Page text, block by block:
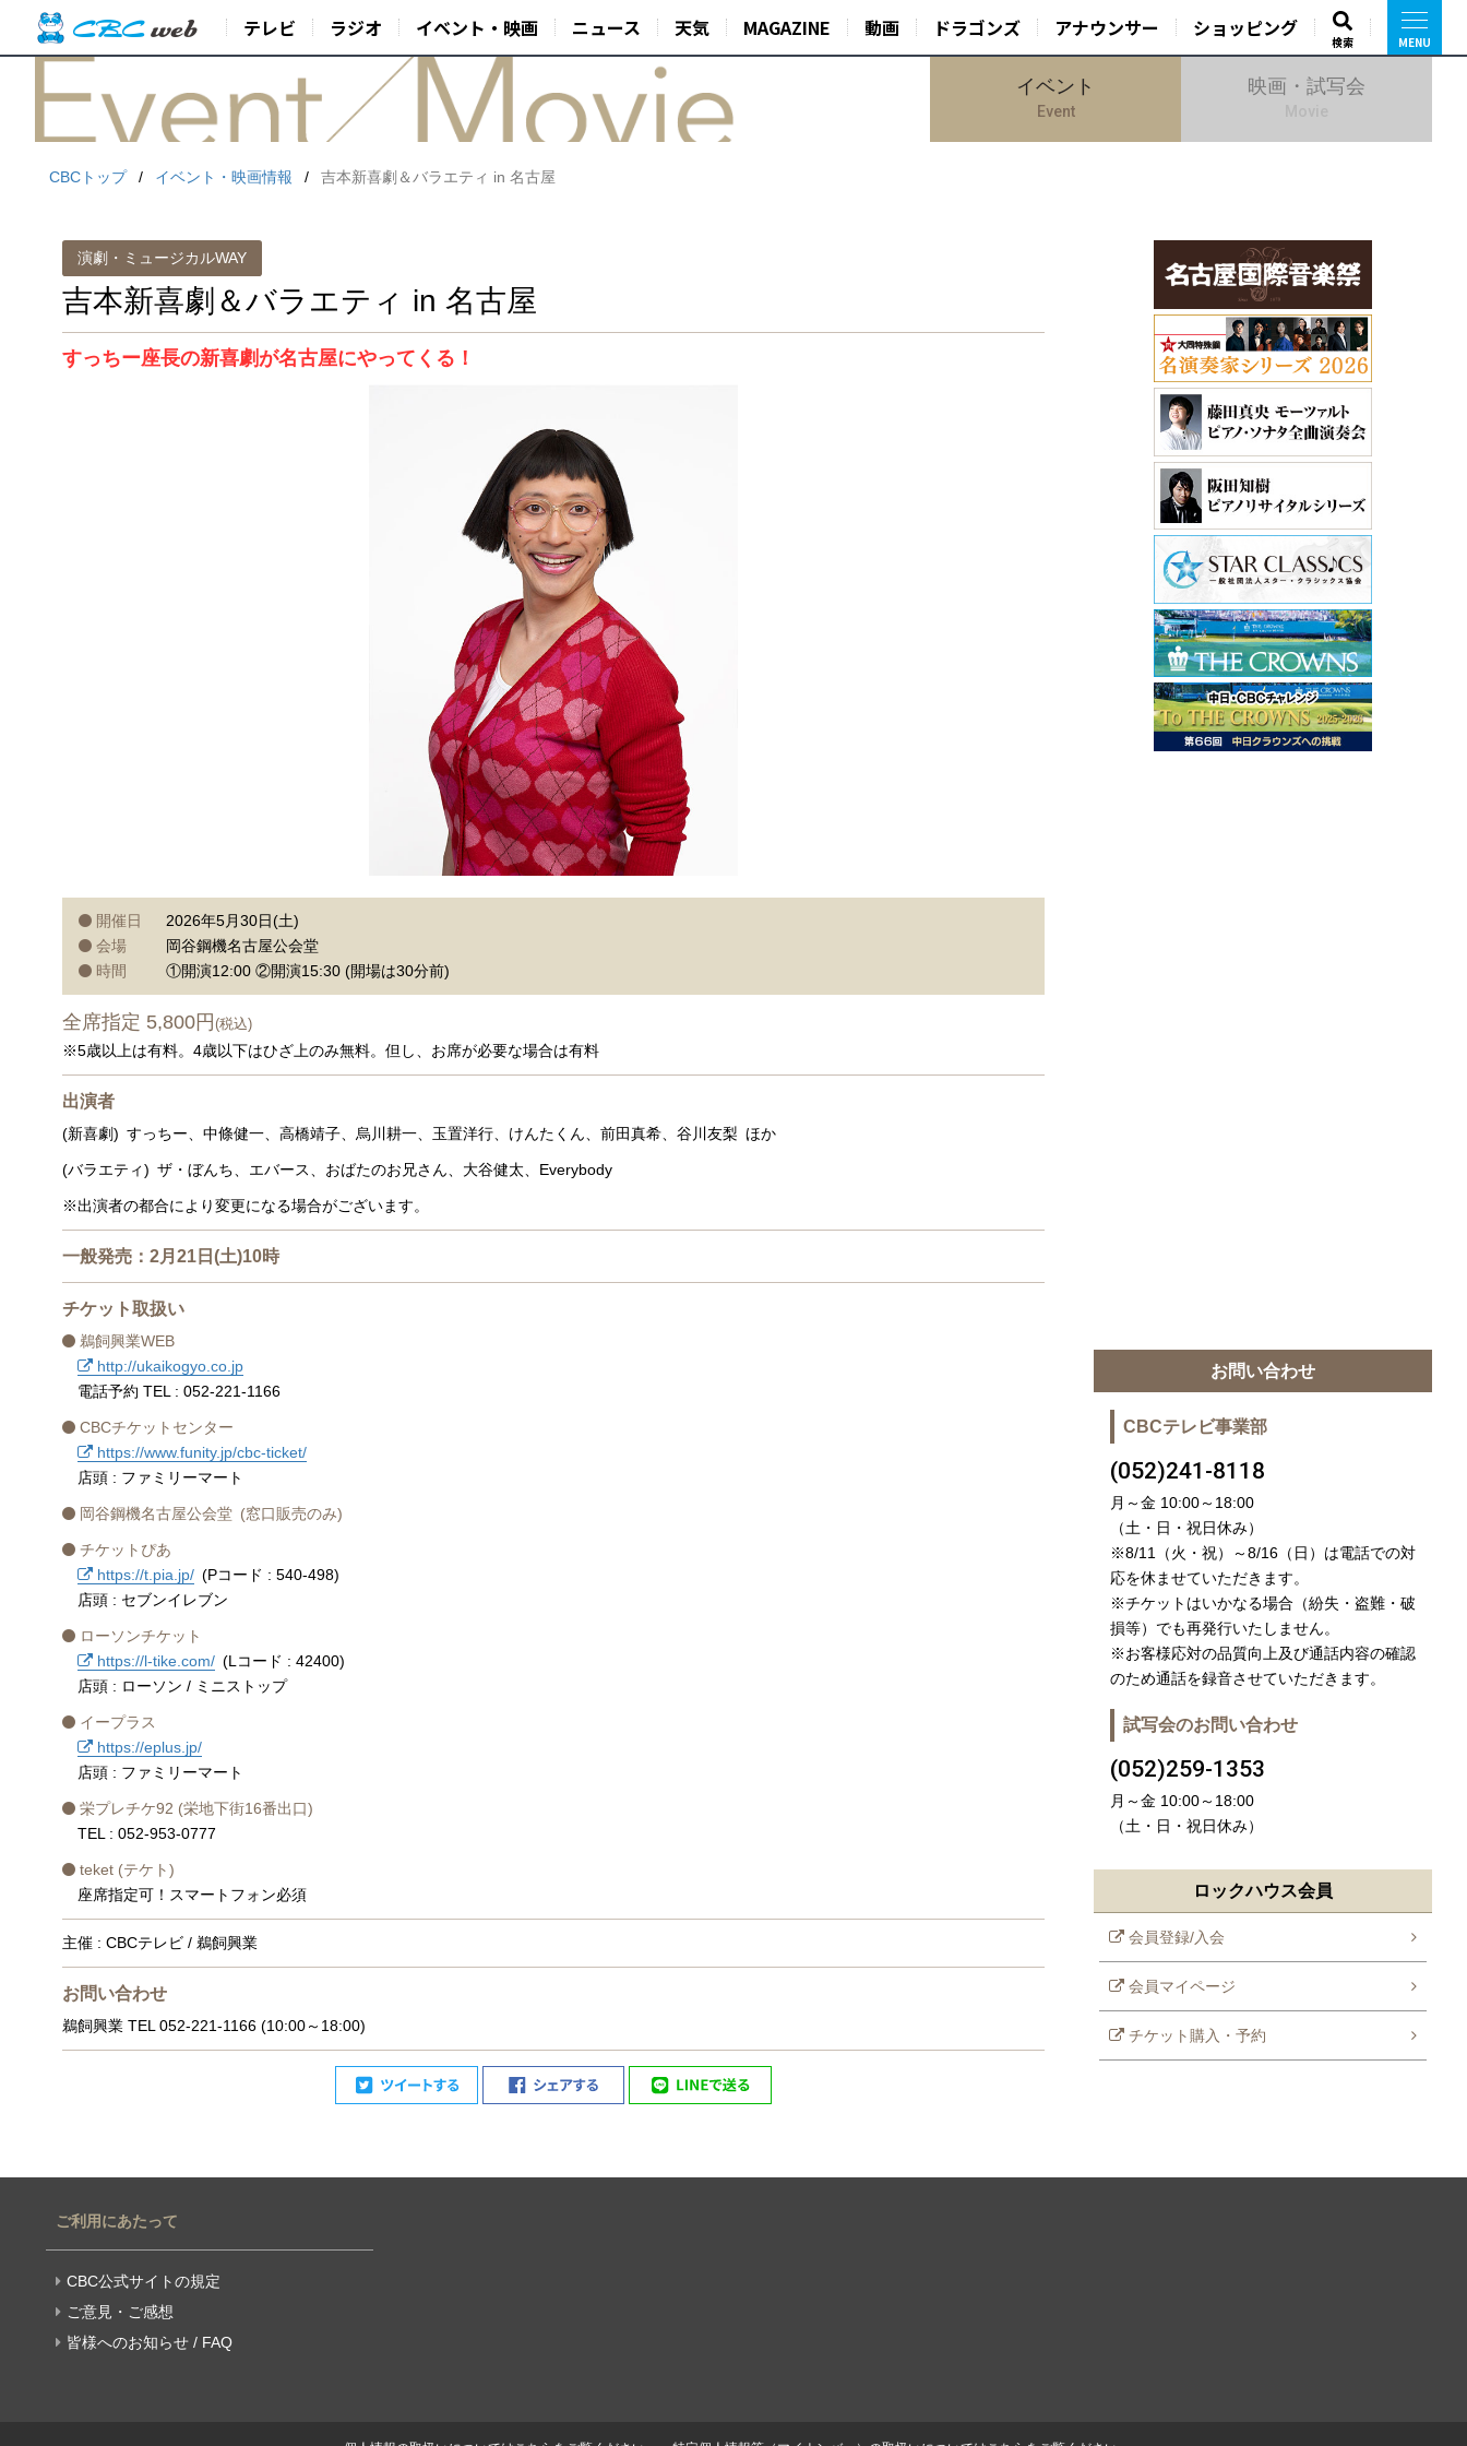
テレビ ラジオ イベント・映画 ニュース 天気 MAGAZINE 動画 ドラゴンズ アナウンサー ショッピング
検索
イベント
Event
映画・試写会
CBCトップ イベント・映画情報 吉本新喜劇＆バラエティ in 名古屋
演劇・ミュージカルWAY
吉本新喜劇＆バラエティ in 名古屋
すっちー座長の新喜劇が名古屋にやってくる！
開催日
2026年5月30日(土)
会場
岡谷鋼機名古屋公会堂
時間
①開演12:00 ②開演15:30 (開場は30分前)
全席指定 5,800円 (税込)
※5歳以上は有料。4歳以下はひざ上のみ無料。但し、お席が必要な場合は有料
出演者
(新喜劇) すっちー、中條健一、高橋靖子、烏川耕一、玉置洋行、けんたくん、前田真希、谷川友梨 ほか
(バラエティ) ザ・ぼんち、エバース、おばたのお兄さん、大谷健太、Everybody
※出演者の都合により変更になる場合がございます。
一般発売：2月21日(土)10時
チケット取扱い
鵜飼興業WEB
http://ukaikogyo.co.jp
電話予約 TEL : 052-221-1166
CBCチケットセンター
https://www.funity.jp/cbc-ticket/
店頭 : ファミリーマート
岡谷鋼機名古屋公会堂 (窓口販売のみ)
チケットぴあ
https://t.pia.jp/ (Pコード : 540-498)
店頭 : セブンイレブン
ローソンチケット
https://l-tike.com/ (Lコード : 42400)
店頭 : ローソン / ミニストップ
イープラス
https://eplus.jp/
店頭 : ファミリーマート
栄プレチケ92 (栄地下街16番出口)
TEL : 052-953-0777
teket (テケト)
座席指定可！スマートフォン必須
主催 : CBCテレビ / 鵜飼興業
お問い合わせ
鵜飼興業 TEL 052-221-1166 (10:00～18:00)
お問い合わせ
CBCテレビ事業部
(052)241-8118
月～金 10:00～18:00
（土・日・祝日休み）
※8/11（火・祝）～8/16（日）は電話での対
応を休ませていただきます。
※チケットはいかなる場合（紛失・盗難・破
損等）でも再発行いたしません。
※お客様応対の品質向上及び通話内容の確認
のため通話を録音させていただきます。
試写会のお問い合わせ
(052)259-1353
月～金 10:00～18:00
（土・日・祝日休み）
ロックハウス会員
会員登録/入会
会員マイページ
チケット購入・予約
ご利用にあたって
CBC公式サイトの規定
ご意見・ご感想
皆様へのお知らせ / FAQ